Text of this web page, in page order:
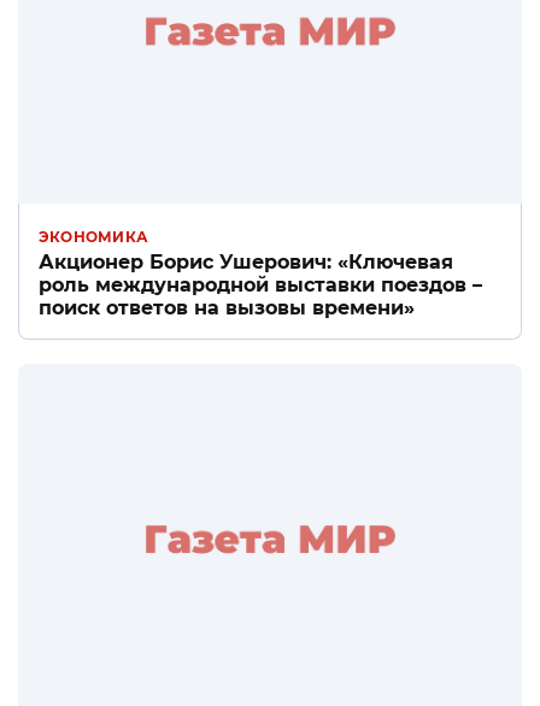
ЭКОНОМИКА
Акционер Борис Ушерович: «Ключевая
роль международной выставки поездов –
поиск ответов на вызовы времени»